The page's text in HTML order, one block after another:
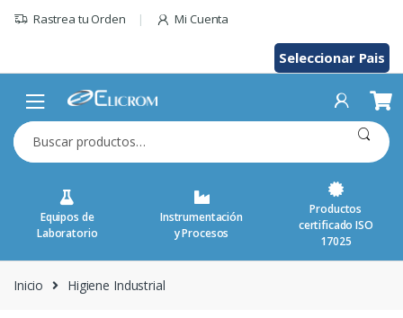
Rastrea tu Orden Mi Cuenta
Seleccionar Pais
Buscar
por:
Equipos de
Laboratorio
Instrumentación
y Procesos
Productos
certificado ISO
17025
Inicio Higiene Industrial